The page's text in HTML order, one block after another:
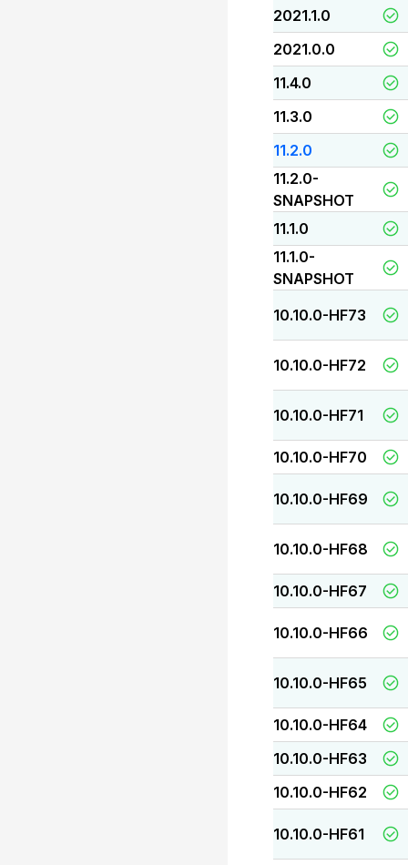
2021.1.0
2021.0.0
11.4.0
11.3.0
11.2.0
11.2.0-
SNAPSHOT
11.1.0
11.1.0-
SNAPSHOT
10.10.0-HF73
10.10.0-HF72
10.10.0-HF71
10.10.0-HF70
10.10.0-HF69
10.10.0-HF68
10.10.0-HF67
10.10.0-HF66
10.10.0-HF65
10.10.0-HF64
10.10.0-HF63
10.10.0-HF62
10.10.0-HF61